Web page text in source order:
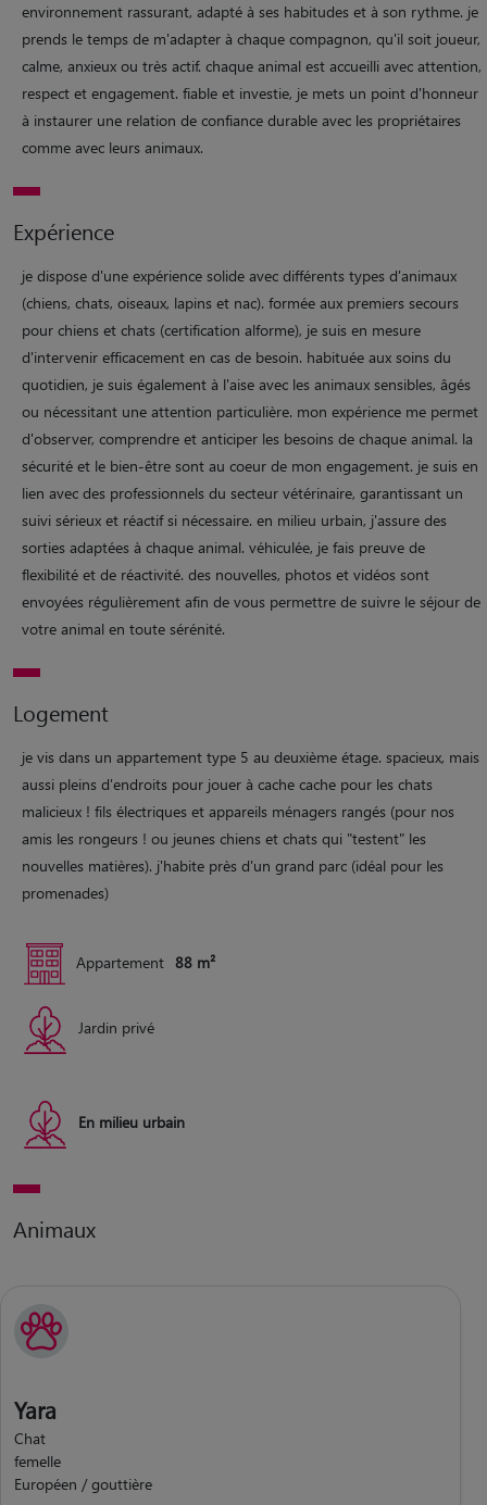
environnement rassurant, adapté à ses habitudes et à son rythme. je
prends le temps de m'adapter à chaque compagnon, qu'il soit joueur,
calme, anxieux ou très actif. chaque animal est accueilli avec attention,
respect et engagement. fiable et investie, je mets un point d'honneur
à instaurer une relation de confiance durable avec les propriétaires
comme avec leurs animaux.
Expérience
je dispose d'une expérience solide avec différents types d'animaux
(chiens, chats, oiseaux, lapins et nac). formée aux premiers secours
pour chiens et chats (certification alforme), je suis en mesure
d'intervenir efficacement en cas de besoin. habituée aux soins du
quotidien, je suis également à l'aise avec les animaux sensibles, âgés
ou nécessitant une attention particulière. mon expérience me permet
d'observer, comprendre et anticiper les besoins de chaque animal. la
sécurité et le bien-être sont au coeur de mon engagement. je suis en
lien avec des professionnels du secteur vétérinaire, garantissant un
suivi sérieux et réactif si nécessaire. en milieu urbain, j'assure des
sorties adaptées à chaque animal. véhiculée, je fais preuve de
flexibilité et de réactivité. des nouvelles, photos et vidéos sont
envoyées régulièrement afin de vous permettre de suivre le séjour de
votre animal en toute sérénité.
Logement
je vis dans un appartement type 5 au deuxième étage. spacieux, mais
aussi pleins d'endroits pour jouer à cache cache pour les chats
malicieux ! fils électriques et appareils ménagers rangés (pour nos
amis les rongeurs ! ou jeunes chiens et chats qui "testent" les
nouvelles matières). j'habite près d'un grand parc (idéal pour les
promenades)
Appartement 88 m²
Jardin privé
En milieu urbain
Animaux
Yara
Chat
femelle
Européen / gouttière